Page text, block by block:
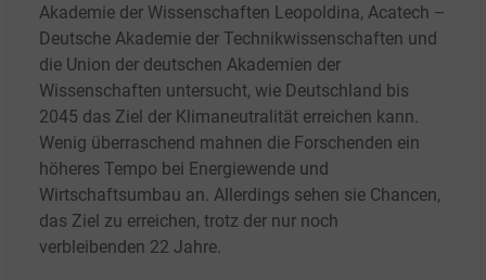
Akademie der Wissenschaften Leopoldina, Acatech –
Deutsche Akademie der Technikwissenschaften und
die Union der deutschen Akademien der
Wissenschaften untersucht, wie Deutschland bis
2045 das Ziel der Klimaneutralität erreichen kann.
Wenig überraschend mahnen die Forschenden ein
höheres Tempo bei Energiewende und
Wirtschaftsumbau an. Allerdings sehen sie Chancen,
das Ziel zu erreichen, trotz der nur noch
verbleibenden 22 Jahre.